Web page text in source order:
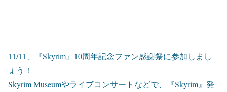
11/11、『Skyrim』10周年記念ファン感謝祭に参加しまし
ょう！
Skyrim Museumやライブコンサートなどで、『Skyrim』発